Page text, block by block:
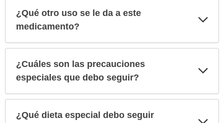
¿Qué otro uso se le da a este
medicamento?
¿Cuáles son las precauciones
especiales que debo seguir?
¿Qué dieta especial debo seguir